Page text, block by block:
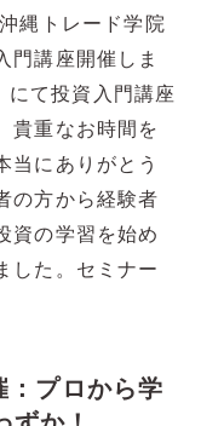
縄トレード学院
門講座開催しま
て投資入門講座
貴重なお時間を
当にありがとう
の方から経験者
資の学習を始め
した。セミナー
：プロから学